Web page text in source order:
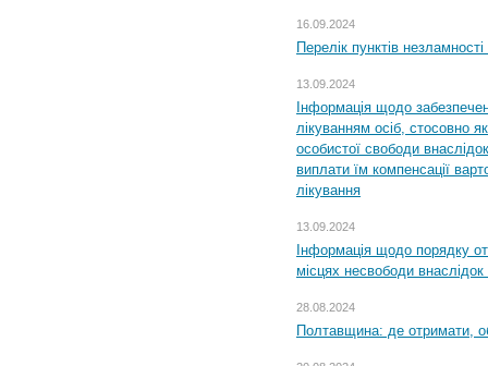
16.09.2024
Перелік пунктів
13.09.2024
Інформація щодо
лікуванням осіб, стосовно
особистої свободи
виплати їм компенсації
лікування
13.09.2024
Інформація щодо порядку
місцях несвободи внаслідок
28.08.2024
Полтавщина: де отримати,